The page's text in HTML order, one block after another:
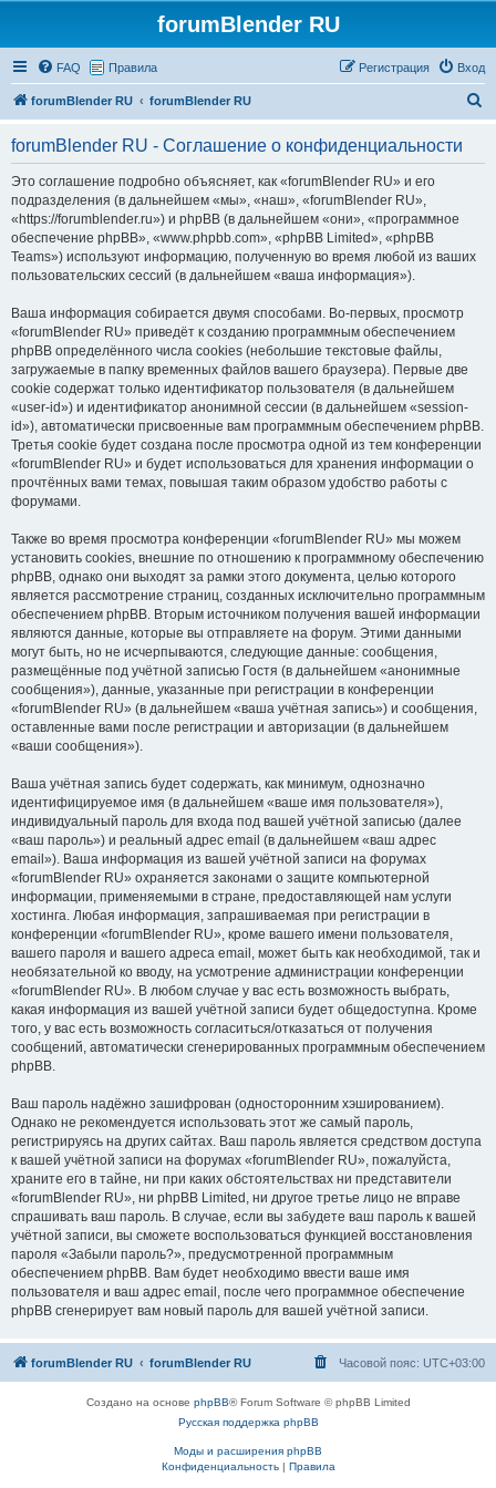
forumBlender RU
FAQ Правила Вход
Регистрация
forumBlender RU forumBlender RU
forumBlender RU - Соглашение о конфиденциальности
Это соглашение подробно объясняет, как «forumBlender RU» и его
подразделения (в дальнейшем «мы», «наш», «forumBlender RU»,
«https://forumblender.ru») и phpBB (в дальнейшем «они», «программное
обеспечение phpBB», «www.phpbb.com», «phpBB Limited», «phpBB
Teams») используют информацию, полученную во время любой из ваших
пользовательских сессий (в дальнейшем «ваша информация»).
Ваша информация собирается двумя способами. Во-первых, просмотр
«forumBlender RU» приведёт к созданию программным обеспечением
phpBB определённого числа cookies (небольшие текстовые файлы,
загружаемые в папку временных файлов вашего браузера). Первые две
cookie содержат только идентификатор пользователя (в дальнейшем
«user-id») и идентификатор анонимной сессии (в дальнейшем «session-
id»), автоматически присвоенные вам программным обеспечением phpBB.
Третья cookie будет создана после просмотра одной из тем конференции
«forumBlender RU» и будет использоваться для хранения информации о
прочтённых вами темах, повышая таким образом удобство работы с
форумами.
Также во время просмотра конференции «forumBlender RU» мы можем
установить cookies, внешние по отношению к программному обеспечению
phpBB, однако они выходят за рамки этого документа, целью которого
является рассмотрение страниц, созданных исключительно программным
обеспечением phpBB. Вторым источником получения вашей информации
являются данные, которые вы отправляете на форум. Этими данными
могут быть, но не исчерпываются, следующие данные: сообщения,
размещённые под учётной записью Гостя (в дальнейшем «анонимные
сообщения»), данные, указанные при регистрации в конференции
«forumBlender RU» (в дальнейшем «ваша учётная запись») и сообщения,
оставленные вами после регистрации и авторизации (в дальнейшем
«ваши сообщения»).
Ваша учётная запись будет содержать, как минимум, однозначно
идентифицируемое имя (в дальнейшем «ваше имя пользователя»),
индивидуальный пароль для входа под вашей учётной записью (далее
«ваш пароль») и реальный адрес email (в дальнейшем «ваш адрес
email»). Ваша информация из вашей учётной записи на форумах
«forumBlender RU» охраняется законами о защите компьютерной
информации, применяемыми в стране, предоставляющей нам услуги
хостинга. Любая информация, запрашиваемая при регистрации в
конференции «forumBlender RU», кроме вашего имени пользователя,
вашего пароля и вашего адреса email, может быть как необходимой, так и
необязательной ко вводу, на усмотрение администрации конференции
«forumBlender RU». В любом случае у вас есть возможность выбрать,
какая информация из вашей учётной записи будет общедоступна. Кроме
того, у вас есть возможность согласиться/отказаться от получения
сообщений, автоматически сгенерированных программным обеспечением
phpBB.
Ваш пароль надёжно зашифрован (односторонним хэшированием).
Однако не рекомендуется использовать этот же самый пароль,
регистрируясь на других сайтах. Ваш пароль является средством доступа
к вашей учётной записи на форумах «forumBlender RU», пожалуйста,
храните его в тайне, ни при каких обстоятельствах ни представители
«forumBlender RU», ни phpBB Limited, ни другое третье лицо не вправе
спрашивать ваш пароль. В случае, если вы забудете ваш пароль к вашей
учётной записи, вы сможете воспользоваться функцией восстановления
пароля «Забыли пароль?», предусмотренной программным
обеспечением phpBB. Вам будет необходимо ввести ваше имя
пользователя и ваш адрес email, после чего программное обеспечение
phpBB сгенерирует вам новый пароль для вашей учётной записи.
forumBlender RU forumBlender RU Часовой пояс: UTC+03:00
Создано на основе phpBB® Forum Software © phpBB Limited
Русская поддержка phpBB
Моды и расширения phpBB
Конфиденциальность| Правила